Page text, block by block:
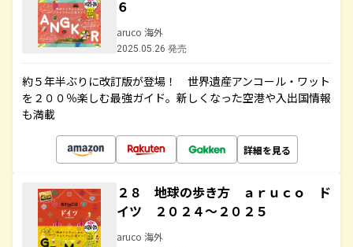
６
aruco 海外
2025.05.26 発売
約５年半ぶりに改訂版が登場！ 世界遺産アンコール・ワット
を２００％楽しむ最強ガイド。新しくなった空港や入出国情報
も満載
詳細を見る
２８ 地球の歩き方 ａｒｕｃｏ ド
イツ ２０２４～２０２５
aruco 海外